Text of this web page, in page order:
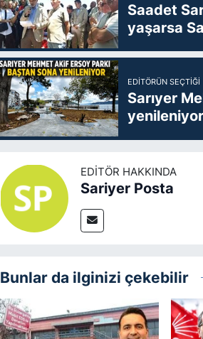
Saadet
yaşarsa
EDITÖRÜN SEÇTIĞI
Sarıyer
yenileniyor
EDITÖR HAKKINDA
Sariyer Posta
Bunlar da ilginizi çekebilir